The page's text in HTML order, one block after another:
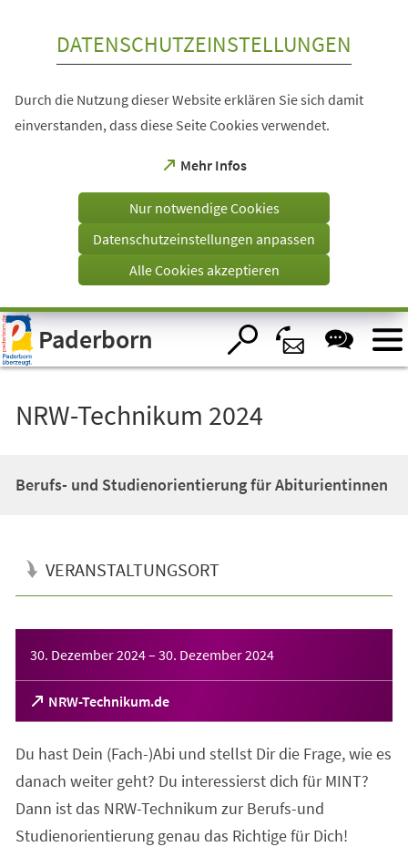
Visuelle
Assistenzsoftware
öffnen.
DATENSCHUTZEINSTELLUNGEN
Durch die Nutzung dieser Website erklären Sie sich damit
einverstanden, dass diese Seite Cookies verwendet.
Mehr Infos
(Öffnet
einem
Tab)
Nur notwendige Cookies
Datenschutzeinstellungen anpassen
Alle Cookies akzeptieren
Paderborn
NRW-Technikum 2024
Berufs- und Studienorientierung für Abiturientinnen
VERANSTALTUNGSORT
30. Dezember 2024– 30. Dezember 2024
NRW-Technikum.de
(Öffnet
in
neuen
Du hast Dein (Fach-)Abi und stellst Dir die Frage, wie es
danach weiter geht? Du interessierst dich für MINT?
Dann ist das NRW-Technikum zur Berufs-und
Studienorientierung genau das Richtige für Dich!